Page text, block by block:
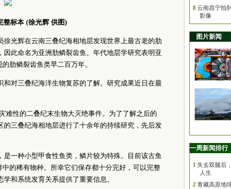
整标本 (徐光辉 供图)
光辉在云南三叠纪海相地层发现世界上最古老的肋
此命名为亚洲肋鳞裂齿鱼。年代地层学研究表明亚
肋鳞裂齿鱼类早二百万年。
对三叠纪海洋生物复苏的了解。研究成果近日在最
难性的二叠纪末生物大灭绝事件。为了了解之后的
三叠纪海相地层进行了十余年的持续研究，先后发
一种小型甲食性鱼类，鳞片较为特殊。目前该古鱼
的稀有物种。所幸它们保存都十分完好，可以完整
和系统发育关系提供了重要信息。
8 云南昌宁拍
影像
图片新闻
一周新闻排行
1 失去双腿后
人生
2 青藏高原地